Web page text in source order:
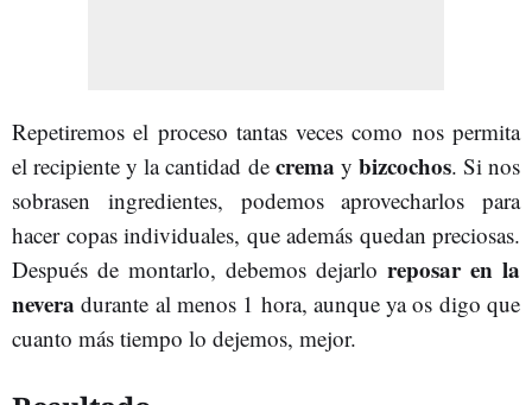
Repetiremos el proceso tantas veces como nos permita
el recipiente y la cantidad de crema y bizcochos. Si nos
sobrasen ingredientes, podemos aprovecharlos para
hacer copas individuales, que además quedan preciosas.
Después de montarlo, debemos dejarlo reposar en la
nevera durante al menos 1 hora, aunque ya os digo que
cuanto más tiempo lo dejemos, mejor.